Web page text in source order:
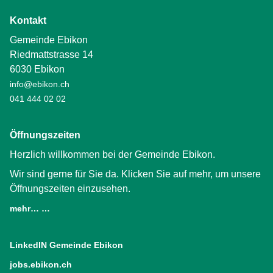
Kontakt
Gemeinde Ebikon
Riedmattstrasse 14
6030 Ebikon
info@ebikon.ch
041 444 02 02
Öffnungszeiten
Herzlich willkommen bei der Gemeinde Ebikon.
Wir sind gerne für Sie da. Klicken Sie auf mehr, um unsere
Öffnungszeiten einzusehen.
mehr… …
LinkedIN Gemeinde Ebikon
jobs.ebikon.ch